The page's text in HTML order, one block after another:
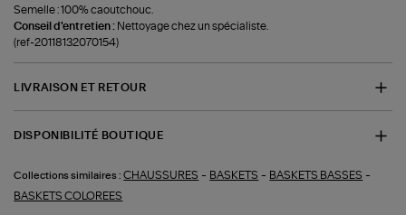
Semelle : 100% caoutchouc.
Conseil d'entretien : Nettoyage chez un spécialiste.
(ref-20118132070154)
LIVRAISON ET RETOUR
DISPONIBILITÉ BOUTIQUE
Collections similaires : CHAUSSURES - BASKETS - BASKETS BASSES -
BASKETS COLOREES